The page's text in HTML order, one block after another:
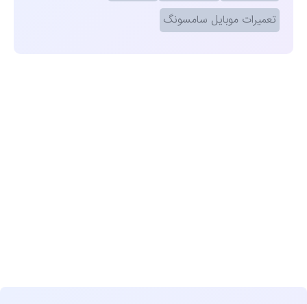
تعمیرات موبایل سامسونگ